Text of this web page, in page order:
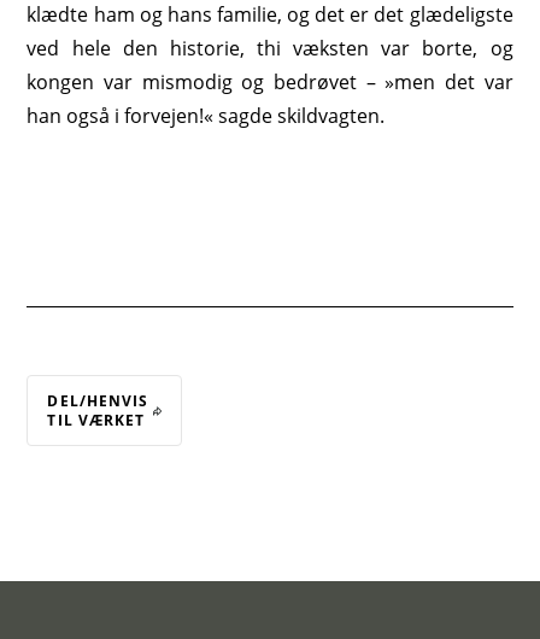
klædte ham og hans familie, og det er det glædeligste
ved hele den historie, thi væksten var borte, og
kongen var mismodig og bedrøvet – »men det var
han også i forvejen!« sagde skildvagten.
DEL/HENVIS
TIL VÆRKET